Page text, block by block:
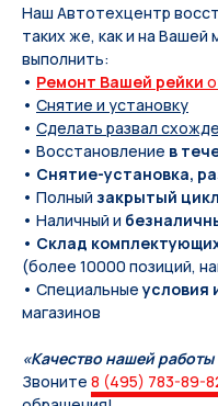
Наш Автотехцентр
таких же, как и на
выполнить:
• Ремонт Вашей рейки
• Снятие и установку
• Сделать развал
• Восстановление в
• Снятие-установка,
• Полный закрытый цикл
• Наличный и
• Склад
(более 10000 позиций,
• Специальныеусловия
магазинов
«Качество нашей
Звоните 8 (495) 783-89-